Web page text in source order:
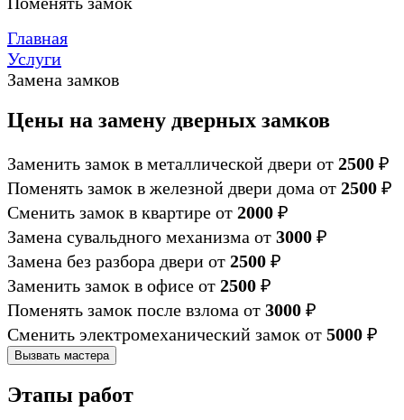
Главная
Услуги
Замена замков
Цены на замену дверных замков
Заменить замок в металлической двери от 2500 ₽
Поменять замок в железной двери дома от 2500 ₽
Сменить замок в квартире от 2000 ₽
Замена сувальдного механизма от 3000 ₽
Замена без разбора двери от 2500 ₽
Заменить замок в офисе от 2500 ₽
Поменять замок после взлома от 3000 ₽
Сменить электромеханический замок от 5000 ₽
Вызвать мастера
Этапы работ